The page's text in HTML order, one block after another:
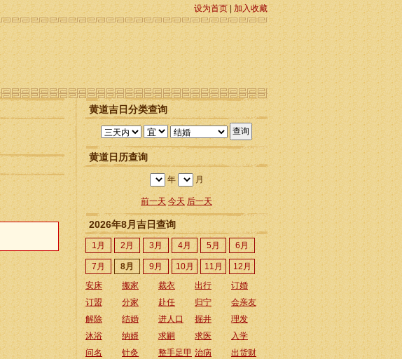
设为首页|加入收藏
黄道吉日分类查询
黄道日历查询
年 月
前一天 今天 后一天
2026年8月吉日查询
1月 2月 3月 4月 5月 6月
7月 8月 9月 10月 11月
12月
安床
搬家 裁衣 出行
订婚
订盟
分家 赴任 归宁
会亲友
解除
结婚 进人口 掘井
理发
沐浴
纳婿 求嗣 求医
入学
问名
针灸 整手足甲 治病
出货财